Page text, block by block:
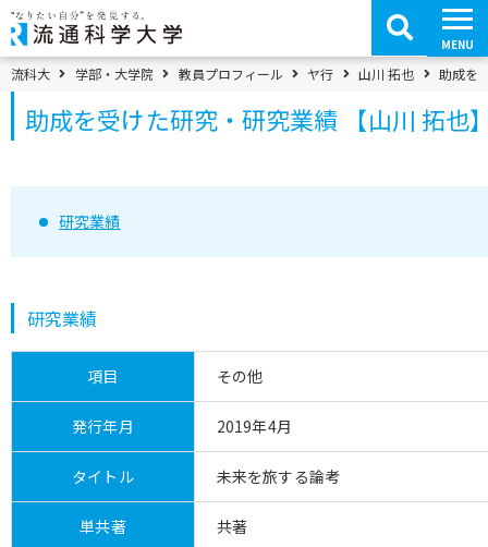
コ
ン
テ
ン
ツ
へ
移
MENU
パンくずメニュー
流科大 学部・大学院 教員プロフィール ヤ行 山川 拓也 助成を
助成を受けた研究・研究業績 【山川 拓也
研究業績
研究業績
項目 その他
発行年月 2019年4月
タイトル 未来を旅する論考
単共著 共著